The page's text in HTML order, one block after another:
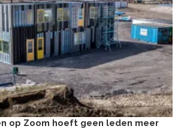
op Zoom hoeft geen leden meer